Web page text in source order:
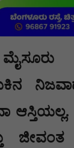
ಮೈಸೂರು
ಆಸ್ತಿಯಲ್ಲ.
ಜೀವಂತ